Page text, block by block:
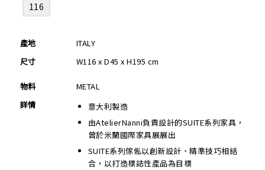
116
產地
ITALY
尺寸
W116 x D45 x H195 cm
物料
METAL
詳情
意大利製造
由AtelierNanni負責設計的SUITE系列家具，
曾於米蘭國際家具展展出
SUITE系列傢俬以創新設計、精準技巧相結
合，以打造標誌性產品為目標